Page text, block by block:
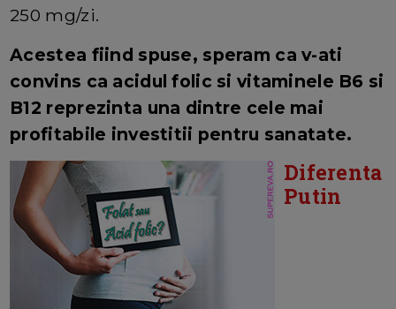
250 mg/zi.
Acestea fiind spuse, speram ca v-ati
convins ca acidul folic si vitaminele B6 si
B12 reprezinta una dintre cele mai
profitabile investitii pentru sanatate.
Diferenta
Putin